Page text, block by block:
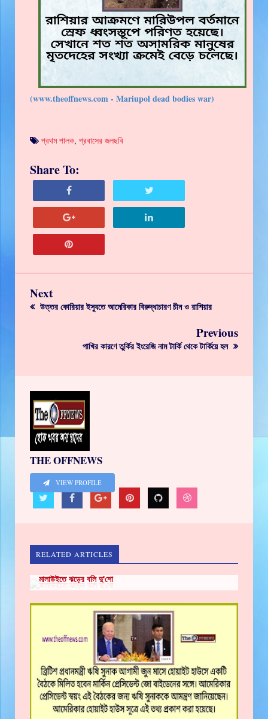
(www.theoffnews.com - Mariupol dead bodies war)
প্রথম পালক, প্রবাসের জলছবি
Share To:
Next
উত্তর কোরিয়ার ইস্যুতে আমেরিকার বিরুদ্ধাচারণ চীন ও রাশিয়ার
Previous
পাখির কারণে তুর্কির ইংরেজি নাম টার্কি থেকে টার্কিয়ে হল
THE OFFNEWS
VIEW PROFILE
RELATED ARTICLES
মালাউইতে ঝড়ের বলি দু'শো